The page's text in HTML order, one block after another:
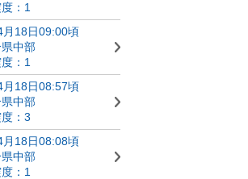
：1
月18日09:00頃
中部
：1
月18日08:57頃
中部
：3
月18日08:08頃
中部
：1